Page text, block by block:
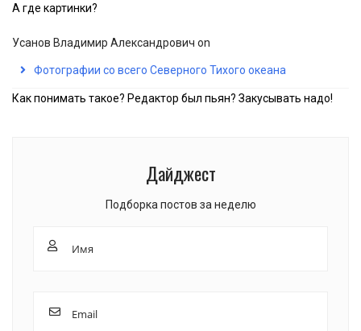
А где картинки?
Усанов Владимир Александрович on
Фотографии со всего Северного Тихого океана
Как понимать такое? Редактор был пьян? Закусывать надо!
Дайджест
Подборка постов за неделю